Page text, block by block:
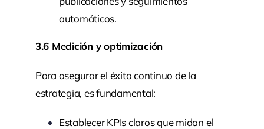
automáticos.
3.6 Medición y optimización
Para asegurar el éxito continuo de la
estrategia, es fundamental:
Establecer KPIs claros que midan el